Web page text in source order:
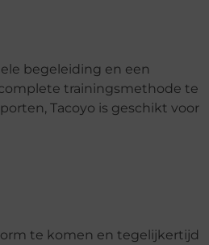
begeleiding en een
trainingsmethode te
Tacoyo is geschikt voor
te komen en tegelijkertijd